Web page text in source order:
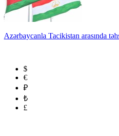
Azərbaycanla Tacikistan arasında
$
€
₽
₺
£